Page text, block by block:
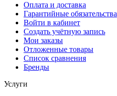
Оплата и доставка
Гарантийные обязательства
Войти в кабинет
Создать учётную запись
Мои заказы
Отложенные товары
Список сравнения
Бренды
Услуги